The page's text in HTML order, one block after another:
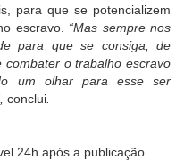
para que se potencializem
escravo. “Mas sempre nos
para que se consiga, de
o trabalho escravo
um olhar para esse ser
conclui
24h após a publicação.